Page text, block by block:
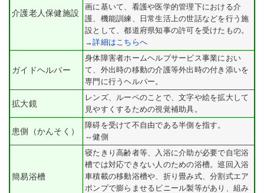
介護老人保健施設
画に基いて、看護や医学的管理下における介
護、機能訓練、日常生活上の世話などを行う施
設として、都道府県知事の許可を受けたもの。
→詳細はこちらへ
ガイドヘルパー
身体障害者ホームヘルプサービス事業におい
て、外出時の移動の介護等外出時の付き添いを
専門に行うヘルパー。
拡大鏡
レンズ、ルーペのことで、文字や絵を拡大して
見やすくするための視覚補助具。
患側（かんそく）
障碍を受けて不自由である半側を指す。
⇔健側
簡易浴槽
寝たきり高齢者等、入浴に介助が必要で自宅浴
槽では対応できない人のための浴槽。巡回入浴
車積載の移動浴槽や、折り畳み式、分割式エア
ポンプで膨らませるビニール製等があり、組み